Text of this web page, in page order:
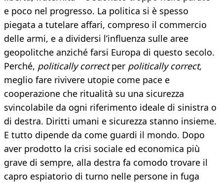
e poco nel progresso. La politica si è spesso
piegata a tutelare affari, compreso il commercio
delle armi, e a dividersi l’influenza sulle aree
geopolitche anziché farsi Europa di questo secolo.
Perché, politically correctper politically correct,
meglio fare rivivere utopie come pace e
cooperazione che ritualità su una sicurezza
svincolabile da ogni riferimento ideale di sinistra o
di destra. Diritti umani e sicurezza stanno insieme.
E tutto dipende da come guardi il mondo. Dopo
aver prodotto la crisi sociale ed economica più
grave di sempre, alla destra fa comodo trovare il
capro espiatorio di turno nelle persone in fuga